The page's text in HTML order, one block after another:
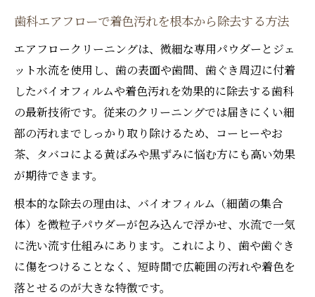
歯科エアフローで着色汚れを根本から除去する方法
エアフロークリーニングは、微細な専用パウダーとジェ
ット水流を使用し、歯の表面や歯間、歯ぐき周辺に付着
したバイオフィルムや着色汚れを効果的に除去する歯科
の最新技術です。従来のクリーニングでは届きにくい細
部の汚れまでしっかり取り除けるため、コーヒーやお
茶、タバコによる黄ばみや黒ずみに悩む方にも高い効果
が期待できます。
根本的な除去の理由は、バイオフィルム（細菌の集合
体）を微粒子パウダーが包み込んで浮かせ、水流で一気
に洗い流す仕組みにあります。これにより、歯や歯ぐき
に傷をつけることなく、短時間で広範囲の汚れや着色を
落とせるのが大きな特徴です。